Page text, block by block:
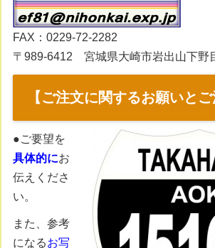
FAX：0229-72-2282
〒989-6412 宮城県大崎市岩出山下野
【ご注文に関するお願いとご
●ご要望を
具体的にお
伝えくださ
い。
また、参考
になるお写